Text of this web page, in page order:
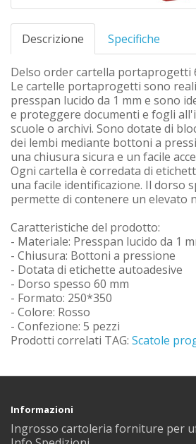
Descrizione Specifiche
Delso order cartella portaprogetti
Le cartelle portaprogetti sono
presspan lucido da 1 mm e sono
e proteggere documenti e fogli
scuole o archivi. Sono dotate di
dei lembi mediante bottoni a
una chiusura sicura e un facile
Ogni cartella è corredata di
una facile identificazione. Il dorso
permette di contenere un elevato
Caratteristiche del prodotto:
- Materiale: Presspan lucido da 1
- Chiusura: Bottoni a pressione
- Dotata di etichette autoadesive
- Dorso spesso 60 mm
- Formato: 250*350
- Colore: Rosso
- Confezione: 5 pezzi
Prodotti correlati TAG: Scatole
Informazioni
Ingrosso cartoleria forniture per